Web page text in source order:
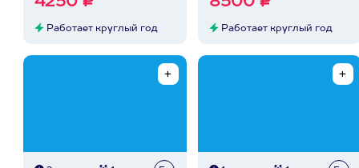
Работает круглый год Работает круглый год